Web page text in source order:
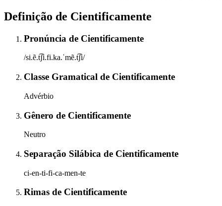
Definição de Cientificamente
Pronúncia de Cientificamente
/si.ẽ.t͡ʃi.fi.ka.ˈmẽ.t͡ʃi/
Classe Gramatical de Cientificamente
Advérbio
Gênero de Cientificamente
Neutro
Separação Silábica de Cientificamente
ci-en-ti-fi-ca-men-te
Rimas de Cientificamente